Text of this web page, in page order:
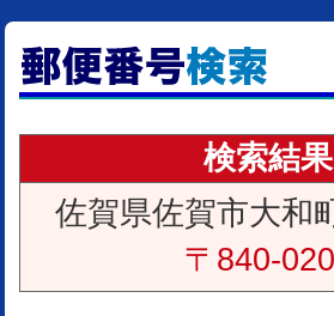
検索結果
佐賀県佐賀市大和
〒840-